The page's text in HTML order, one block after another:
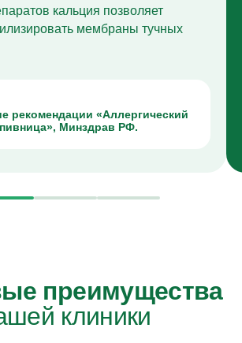
кальция позволяет
мембраны тучных
рекомендации «Аллергический
Минздрав РФ.
преимущества
клиники